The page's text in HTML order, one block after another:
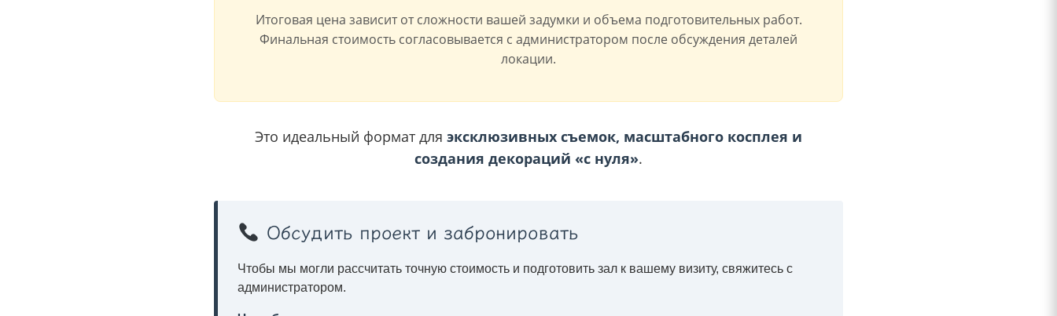
Итоговая цена зависит от сложности вашей задумки и объема подготовительных работ.
Финальная стоимость согласовывается с администратором после обсуждения деталей
локации.
Это идеальный формат для эксклюзивных съемок, масштабного косплея и
создания декораций «с нуля».
Обсудить проект и забронировать
Чтобы мы могли рассчитать точную стоимость и подготовить зал к вашему визиту, свяжитесь с
администратором.